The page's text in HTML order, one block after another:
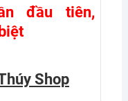
đầu tiên,
Shop